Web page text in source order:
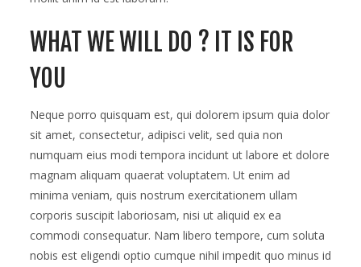
WHAT WE WILL DO ? IT IS FOR
YOU
Neque porro quisquam est, qui dolorem ipsum quia dolor
sit amet, consectetur, adipisci velit, sed quia non
numquam eius modi tempora incidunt ut labore et dolore
magnam aliquam quaerat voluptatem. Ut enim ad
minima veniam, quis nostrum exercitationem ullam
corporis suscipit laboriosam, nisi ut aliquid ex ea
commodi consequatur. Nam libero tempore, cum soluta
nobis est eligendi optio cumque nihil impedit quo minus id